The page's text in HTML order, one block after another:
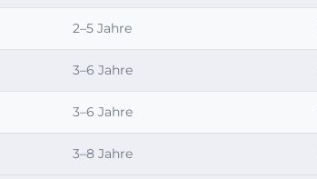
2–5 Jahre
3–6 Jahre
3–6 Jahre
3–8 Jahre